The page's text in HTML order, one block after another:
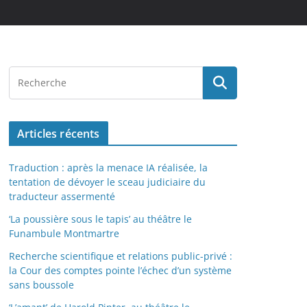
Articles récents
Traduction : après la menace IA réalisée, la
tentation de dévoyer le sceau judiciaire du
traducteur assermenté
‘La poussière sous le tapis’ au théâtre le
Funambule Montmartre
Recherche scientifique et relations public-privé :
la Cour des comptes pointe l’échec d’un système
sans boussole